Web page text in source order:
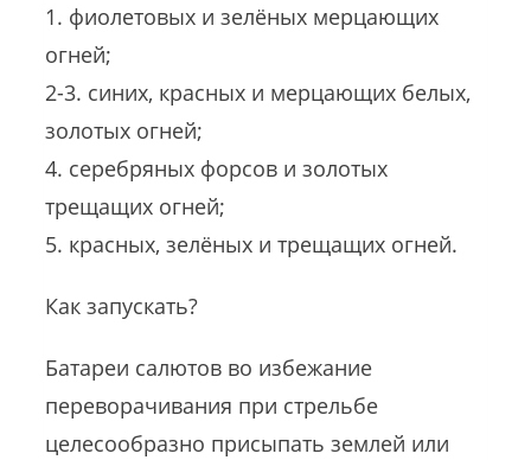
1. фиолетовых и зелёных мерцающих
огней;
2-3. синих, красных и мерцающих белых,
золотых огней;
4. серебряных форсов и золотых
трещащих огней;
5. красных, зелёных и трещащих огней.
Как запускать?
Батареи салютов во избежание
переворачивания при стрельбе
целесообразно присыпать землей или